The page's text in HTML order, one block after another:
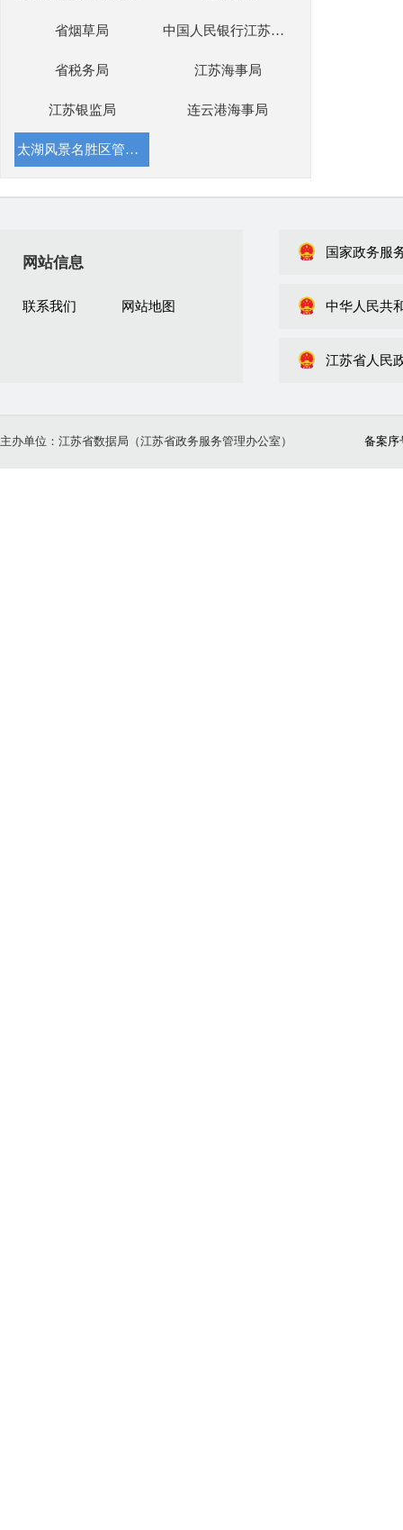
省烟草局 中国人民银行江苏省分行
省税务局 江苏海事局
江苏银监局 连云港海事局
太湖风景名胜区管理委员会办公室
网站信息
联系我们 网站地图
国家政务服
中华人民共
江苏省人民
主办单位：江苏省数据局（江苏省政务服务管理办公室） 备案序